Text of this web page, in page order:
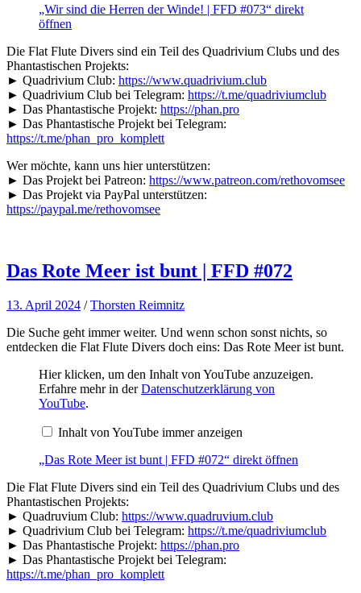
FFD
#073“
von
anzeigen
„Wir sind die Herren der Winde! | FFD #073“ direkt
öffnen
Die Flat Flute Divers sind ein Teil des Quadrivium Clubs und des
Phantastischen Projekts:
► Quadrivium Club: https://www.quadrivium.club
► Quadrivium Club bei Telegram: https://t.me/quadriviumclub
► Das Phantastische Projekt: https://phan.pro
► Das Phantastische Projekt bei Telegram:
https://t.me/phan_pro_komplett
Wer möchte, kann uns hier unterstützen:
► Das Projekt bei Patreon: https://www.patreon.com/rethovomsee
► Das Projekt via PayPal unterstützen:
https://paypal.me/rethovomsee
Das Rote Meer ist bunt | FFD #072
13. April 2024 /Thorsten Reimnitz
Die Suche geht immer weiter. Und wenn schon sonst nichts, so
entdecken die Flat Flute Divers doch eins: Das Rote Meer ist bunt.
„Das
Rote
Meer
ist
#072“
von
YouTube
anzeigen
Hier klicken, um den Inhalt von YouTube anzuzeigen.
Erfahre mehr in derDatenschutzerklärung von
YouTube.
Inhalt von YouTube immer anzeigen
„Das Rote Meer ist bunt | FFD #072“ direkt öffnen
Die Flat Flute Divers sind ein Teil des Quadrivium Clubs und des
Phantastischen Projekts:
► Quadruvium Club: https://www.quadruvium.club
► Quadrivium Club bei Telegram: https://t.me/quadriviumclub
► Das Phantastische Projekt: https://phan.pro
► Das Phantastische Projekt bei Telegram:
https://t.me/phan_pro_komplett